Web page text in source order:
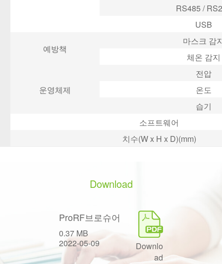
RS485 /
USB
예방책
마스크 감
체온 감지
운영체제
전압
온도
습기
소프트웨어
치수(W x H x D)(mm)
Download
ProRF브로슈어
0.37 MB
2022-05-09
Downlo
ad